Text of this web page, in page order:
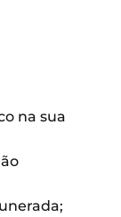
na sua